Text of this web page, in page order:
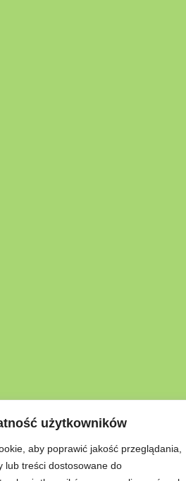
użytkowników
aby poprawić jakość przeglądania,
lub treści dostosowane do